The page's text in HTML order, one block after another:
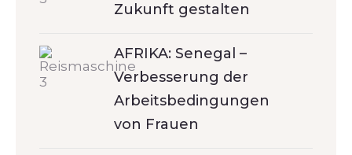
Zukunft gestalten
AFRIKA: Senegal –
Verbesserung der
Arbeitsbedingungen
von Frauen